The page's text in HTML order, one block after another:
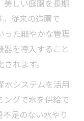
美しい庭園を長期
従来の造園で
った細やかな管理
を導入すること
れます。
水システムを活用
ングで水を供給で
足のない水やり